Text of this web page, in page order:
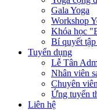
Gala Yoga
Workshop
Khóa học
Bí quyết
Tuyển dụng
Lễ Tân
Nhân viên
Chuyên
Ứng tuyển
Liên hệ